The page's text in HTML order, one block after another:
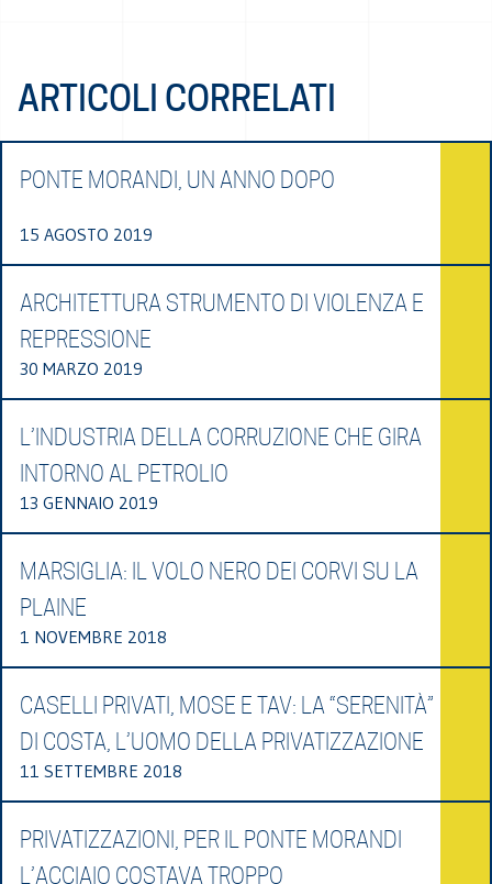
ARTICOLI CORRELATI
PONTE MORANDI, UN ANNO DOPO
15 AGOSTO 2019
ARCHITETTURA STRUMENTO DI VIOLENZA E
REPRESSIONE
30 MARZO 2019
L’INDUSTRIA DELLA CORRUZIONE CHE GIRA
INTORNO AL PETROLIO
13 GENNAIO 2019
MARSIGLIA: IL VOLO NERO DEI CORVI SU LA
PLAINE
1 NOVEMBRE 2018
CASELLI PRIVATI, MOSE E TAV: LA “SERENITÀ”
DI COSTA, L’UOMO DELLA PRIVATIZZAZIONE
11 SETTEMBRE 2018
PRIVATIZZAZIONI, PER IL PONTE MORANDI
L’ACCIAIO COSTAVA TROPPO